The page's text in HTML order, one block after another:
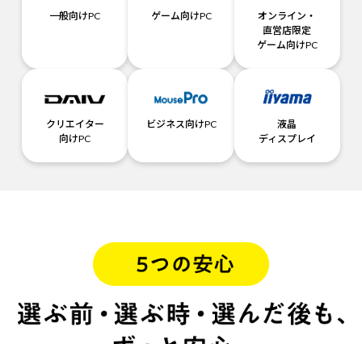
一般向けPC ゲーム向けPC
オンライン・
直営店限定
ゲーム向けPC
クリエイター
向けPC
ビジネス向けPC
液晶
ディスプレイ